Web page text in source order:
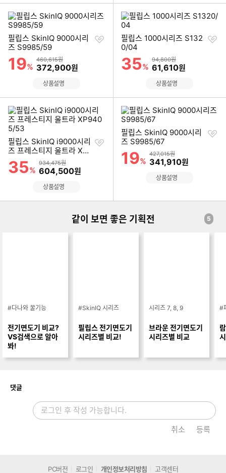
필립스 SkinIQ 9000시리
즈 S9985/59
할인률
19%
상품금액
460,615원
할인금액
372,900원
찜
상품설명
필립스 1000시리즈 S132
0/04
할인률
35%
상품금액
94,800원
할인금액
61,610원
찜
상품설명
필립스 SkinIQ i9000시리
즈 프레스티지 울트라 XP9
405/53
할인률
35%
상품금액
934,475원
할인금액
604,500원
찜
상품설명
필립스 SkinIQ 9000시리
즈 S9985/67
할인률
19%
상품금액
427,015원
할인금액
341,910원
찜
상품설명
같이 보면 좋은 기획전 5
#다나와 꿀기능
전기면도기 비교?
VS검색으로 알아
봐!
#SkinIQ 시리즈
필립스 전기면도기
시리즈별 비교!
시리즈 7, 8, 9
브라운 전기면도기
시리즈별 비교
#
댓글개
취소 등록
PC버전 로그인 개인정보처리방침 고객센터